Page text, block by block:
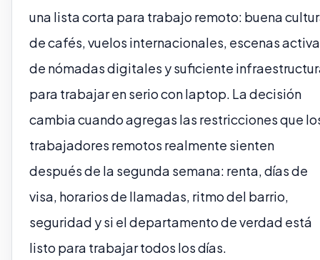
una lista corta para trabajo remoto: buena
de cafés, vuelos internacionales, escenas
de nómadas digitales y suficiente
para trabajar en serio con laptop. La decisión
cambia cuando agregas las restricciones que
trabajadores remotos realmente sienten
después de la segunda semana: renta, días de
visa, horarios de llamadas, ritmo del barrio,
seguridad y si el departamento de verdad está
listo para trabajar todos los días.